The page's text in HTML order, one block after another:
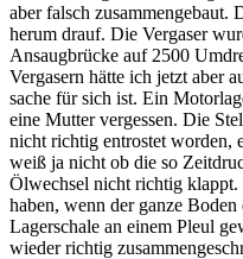
aber falsch zusammengebaut.
herum drauf. Die Vergaser
Ansaugbrücke auf 2500
Vergasern hätte ich jetzt aber
sache für sich ist. Ein
eine Mutter vergessen. Die
nicht richtig entrostet worden,
weiß ja nicht ob die so
Ölwechsel nicht richtig klappt.
haben, wenn der ganze
Lagerschale an einem Pleul
wieder richtig